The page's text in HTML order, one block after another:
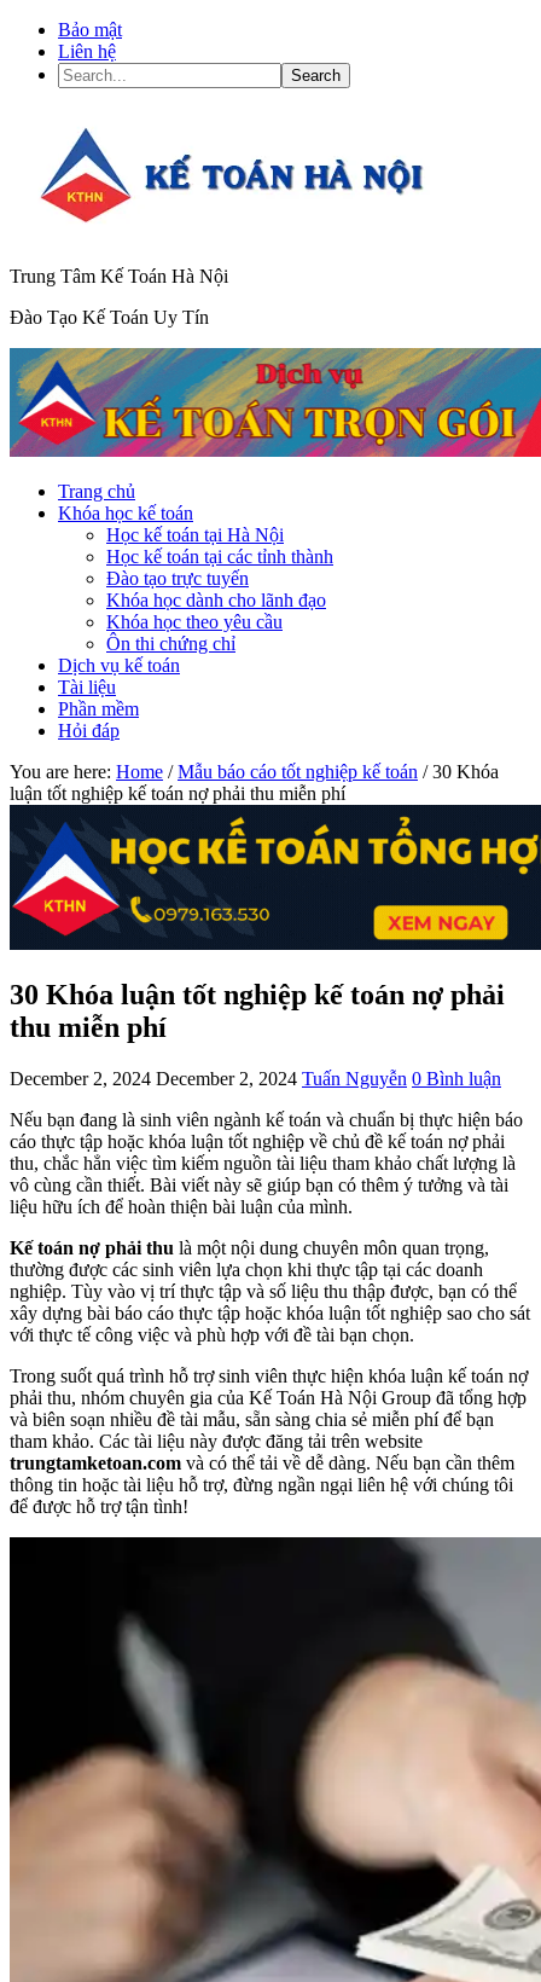
Bảo mật
Liên hệ
Search...
Trung Tâm Kế Toán Hà Nội
Đào Tạo Kế Toán Uy Tín
Trang chủ
Khóa học kế toán
Học kế toán tại Hà Nội
Học kế toán tại các tỉnh thành
Đào tạo trực tuyến
Khóa học dành cho lãnh đạo
Khóa học theo yêu cầu
Ôn thi chứng chỉ
Dịch vụ kế toán
Tài liệu
Phần mềm
Hỏi đáp
You are here: Home / Mẫu báo cáo tốt nghiệp kế toán /30 Khóa
luận tốt nghiệp kế toán nợ phải thu miễn phí
30 Khóa luận tốt nghiệp kế toán nợ phải
thu miễn phí
December 2, 2024 December 2, 2024 Tuấn Nguyễn 0 Bình luận
Nếu bạn đang là sinh viên ngành kế toán và chuẩn bị thực hiện báo
cáo thực tập hoặc khóa luận tốt nghiệp về chủ đề kế toán nợ phải
thu, chắc hẳn việc tìm kiếm nguồn tài liệu tham khảo chất lượng là
vô cùng cần thiết. Bài viết này sẽ giúp bạn có thêm ý tưởng và tài
liệu hữu ích để hoàn thiện bài luận của mình.
Kế toán nợ phải thu là một nội dung chuyên môn quan trọng,
thường được các sinh viên lựa chọn khi thực tập tại các doanh
nghiệp. Tùy vào vị trí thực tập và số liệu thu thập được, bạn có thể
xây dựng bài báo cáo thực tập hoặc khóa luận tốt nghiệp sao cho sát
với thực tế công việc và phù hợp với đề tài bạn chọn.
Trong suốt quá trình hỗ trợ sinh viên thực hiện khóa luận kế toán nợ
phải thu, nhóm chuyên gia của Kế Toán Hà Nội Group đã tổng hợp
và biên soạn nhiều đề tài mẫu, sẵn sàng chia sẻ miễn phí để bạn
tham khảo. Các tài liệu này được đăng tải trên website
trungtamketoan.com và có thể tải về dễ dàng. Nếu bạn cần thêm
thông tin hoặc tài liệu hỗ trợ, đừng ngần ngại liên hệ với chúng tôi
để được hỗ trợ tận tình!